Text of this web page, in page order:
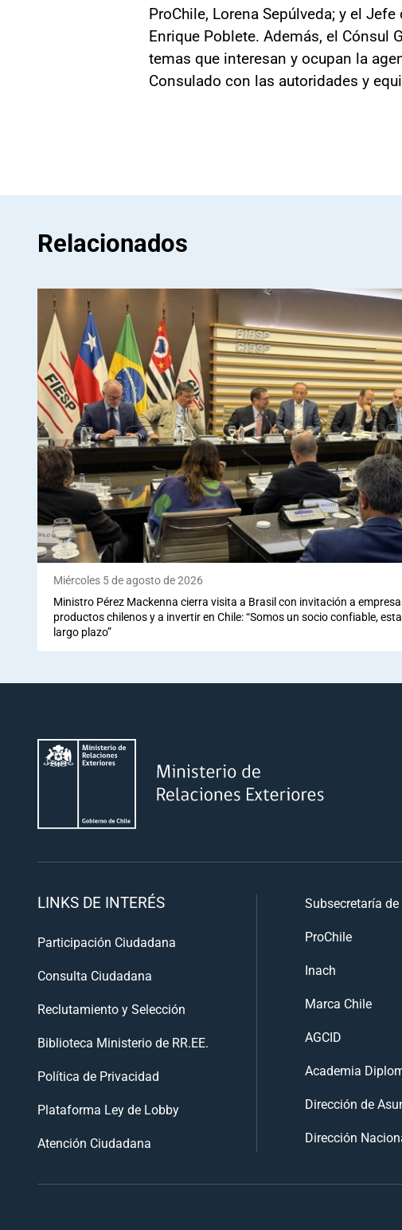
ProChile, Lorena Sepúlveda; y el
Enrique Poblete. Además, el Cónsul
temas que interesan y ocupan la
Consulado con las autoridades y
Relacionados
Miércoles 5 de agosto de 2026
Ministro Pérez Mackenna cierra visita a Brasil con invitación a
productos chilenos y a invertir en Chile: “Somos un socio confiable,
largo plazo”
LINKS DE INTERÉS
Participación Ciudadana
Consulta Ciudadana
Reclutamiento y Selección
Biblioteca Ministerio de RR.EE.
Política de Privacidad
Plataforma Ley de Lobby
Atención Ciudadana
Subsecretaría
ProChile
Inach
Marca Chile
AGCID
Academia
Dirección de
Dirección